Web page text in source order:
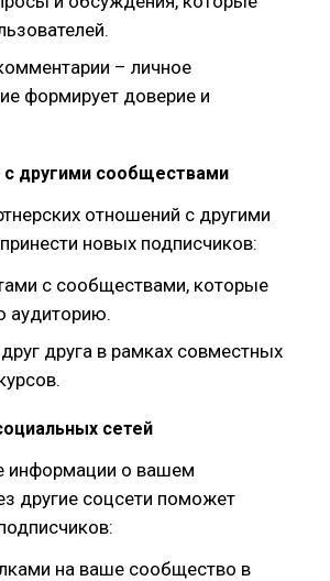
– личное
формирует доверие и
с другими сообществами
отношений с другими
новых подписчиков:
с сообществами, которые
аудиторию.
друга в рамках совместных
сетей
информации о вашем
другие соцсети поможет
на ваше сообщество в